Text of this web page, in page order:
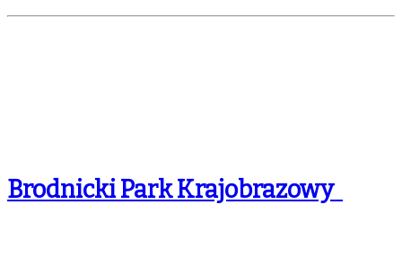
Brodnicki Park Krajobrazowy